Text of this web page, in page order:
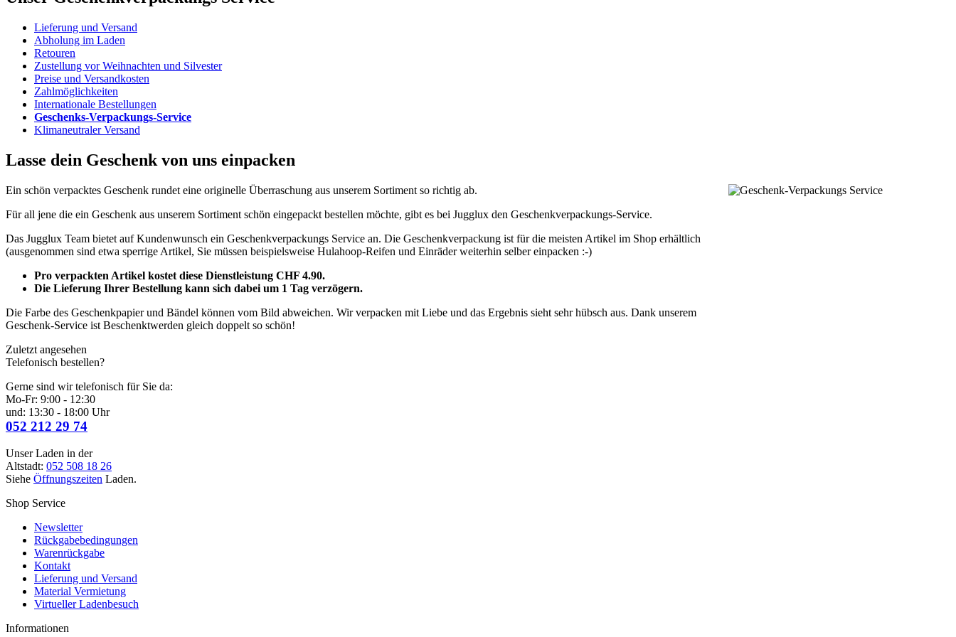
Lieferung und Versand
Abholung im Laden
Retouren
Zustellung vor Weihnachten und Silvester
Preise und Versandkosten
Zahlmöglichkeiten
Internationale Bestellungen
Geschenks-Verpackungs-Service
Klimaneutraler Versand
Lasse dein Geschenk von uns einpacken
Ein schön verpacktes Geschenk rundet eine originelle Überraschung aus unserem Sortiment so richtig ab.
Für all jene die ein Geschenk aus unserem Sortiment schön eingepackt bestellen möchte, gibt es bei Jugglux den Geschenkverpackungs-Service.
Das Jugglux Team bietet auf Kundenwunsch ein Geschenkverpackungs Service an. Die Geschenkverpackung ist für die meisten Artikel im Shop erhältlich
(ausgenommen sind etwa sperrige Artikel, Sie müssen beispielsweise Hulahoop-Reifen und Einräder weiterhin selber einpacken :-)
Pro verpackten Artikel kostet diese Dienstleistung CHF 4.90.
Die Lieferung Ihrer Bestellung kann sich dabei um 1 Tag verzögern.
Die Farbe des Geschenkpapier und Bändel können vom Bild abweichen. Wir verpacken mit Liebe und das Ergebnis sieht sehr hübsch aus. Dank unserem
Geschenk-Service ist Beschenktwerden gleich doppelt so schön!
Zuletzt angesehen
Telefonisch bestellen?
Gerne sind wir telefonisch für Sie da:
Mo-Fr: 9:00 - 12:30
und: 13:30 - 18:00 Uhr
052 212 29 74
Unser Laden in der
Altstadt: 052 508 18 26
Siehe Öffnungszeiten Laden.
Shop Service
Newsletter
Rückgabebedingungen
Warenrückgabe
Kontakt
Lieferung und Versand
Material Vermietung
Virtueller Ladenbesuch
Informationen